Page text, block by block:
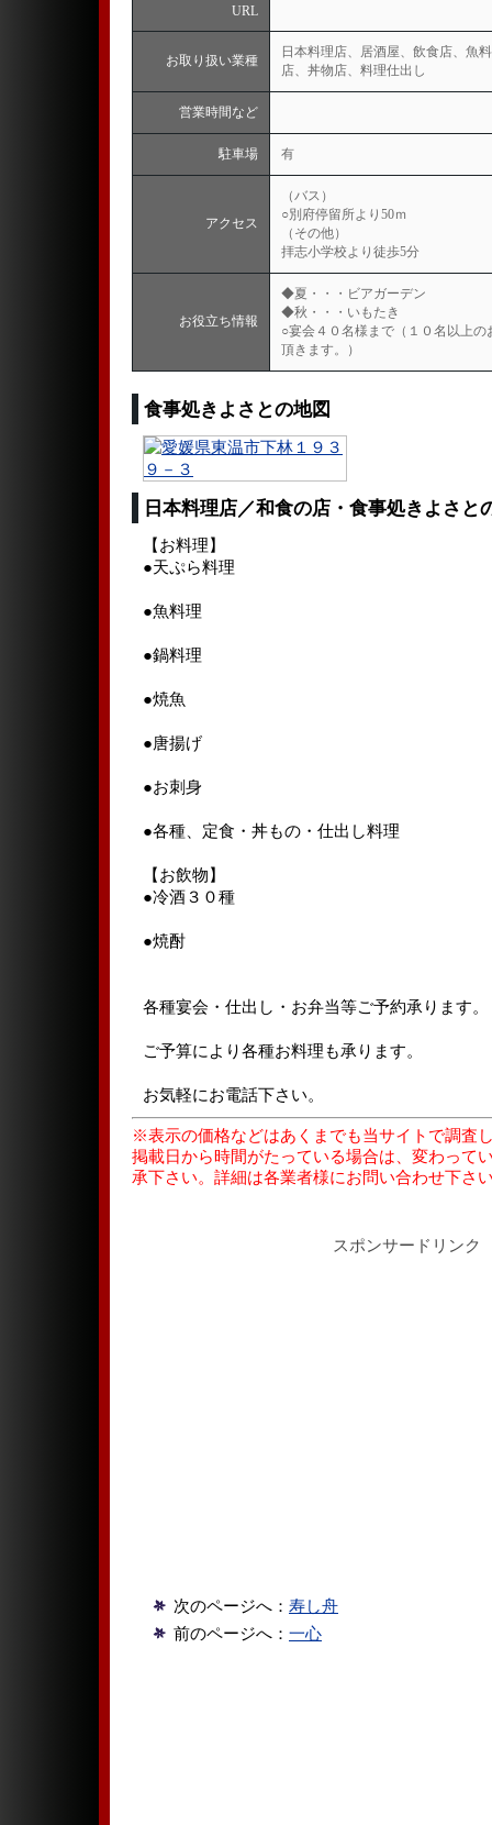
URL
お取り扱い業種
日本料理店、居酒屋、飲食店、魚
店、丼物店、料理仕出し
営業時間など
駐車場 有
アクセス
（バス）
○別府停留所より50ｍ
（その他）
拝志小学校より徒歩5分
お役立ち情報
◆夏・・・ビアガーデン
◆秋・・・いもたき
○宴会４０名様まで（１０名以上
頂きます。）
食事処きよさとの地図
日本料理店／和食の店・食事処きよさと
【お料理】
●天ぷら料理
●魚料理
●鍋料理
●焼魚
●唐揚げ
●お刺身
●各種、定食・丼もの・仕出し料理
【お飲物】
●冷酒３０種
●焼酎
各種宴会・仕出し・お弁当等ご予約承ります。
ご予算により各種お料理も承ります。
お気軽にお電話下さい。
※表示の価格などはあくまでも当サイトで調査
掲載日から時間がたっている場合は、変わって
承下さい。詳細は各業者様にお問い合わせ下さ
スポンサードリンク
次のページへ： 寿し舟
前のページへ： 一心